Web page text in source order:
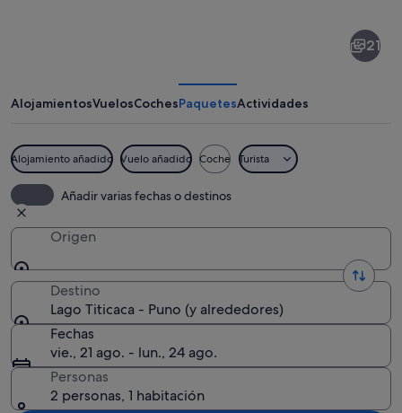
Puno
21
AlojamientosVuelosCochesPaquetesActividades
Alojamiento añadido Vuelo añadido Coche Turista
Añadir varias fechas o destinos
Origen
Destino
Lago Titicaca - Puno (y alrededores)
Fechas
vie., 21 ago. - lun., 24 ago.
Personas
2 personas, 1 habitación